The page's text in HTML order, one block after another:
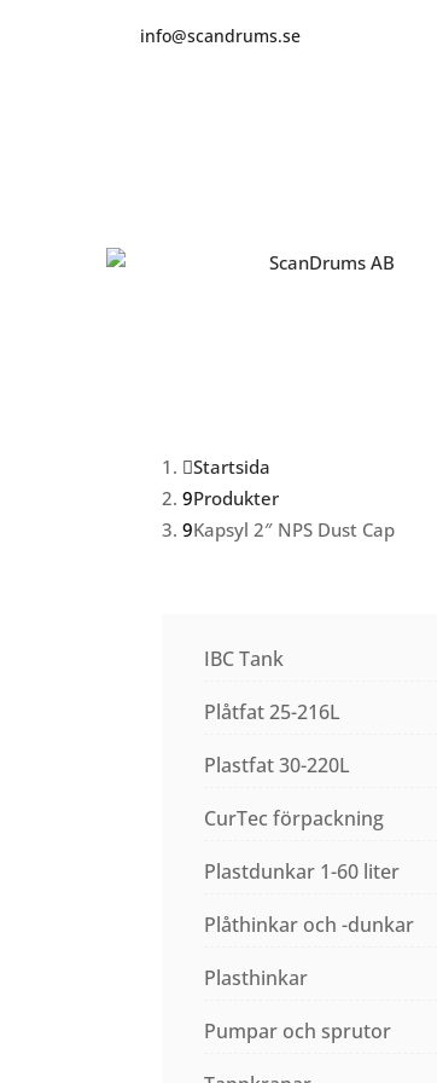
info@scandrums.se
Startsida
Produkter
Kapsyl 2″ NPS Dust Cap
IBC Tank
Plåtfat 25-216L
Plastfat 30-220L
CurTec förpackning
Plastdunkar 1-60 liter
Plåthinkar och -dunkar
Plasthinkar
Pumpar och sprutor